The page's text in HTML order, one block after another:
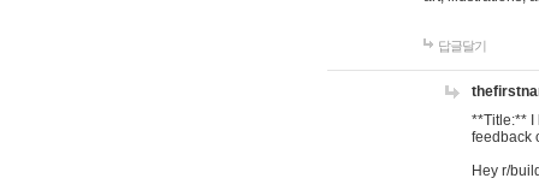
답글달기
**Title:** I
feedback
Hey r/